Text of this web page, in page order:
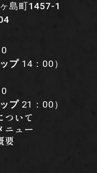
島町1457-1
プ14：00）
プ21：00）
ついて
ニュー
要